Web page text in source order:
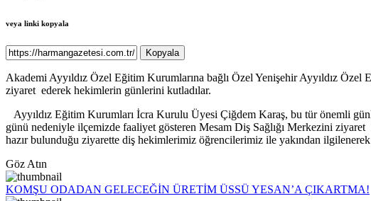
veya linki kopyala
Kopyala
Akademi Ayyıldız Özel Eğitim Kurumlarına bağlı Özel Yenişehir Ayyıldız
ziyaret ederek hekimlerin günlerini kutladılar.
Ayyıldız Eğitim Kurumları İcra Kurulu Üyesi Çiğdem Karaş, bu tür önemli
günü nedeniyle ilçemizde faaliyet gösteren Mesam Diş Sağlığı Merkezini ziyaret
hazır bulunduğu ziyarette diş hekimlerimiz öğrencilerimiz ile yakından
Göz Atın
KOMŞU ODADAN GELECEĞİN ÜRETİM ÜSSÜ YESAN’A ÇIKARTMA!